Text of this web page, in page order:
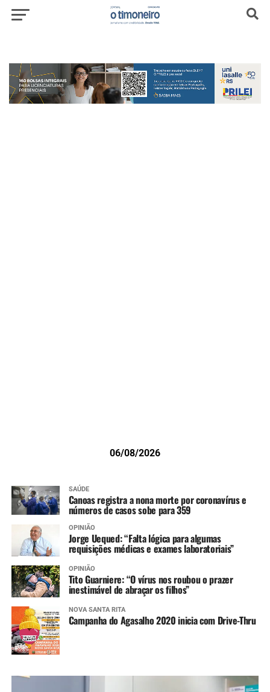
06/08/2026
SAÚDE
Canoas registra a nona morte por coronavírus e
números de casos sobe para 359
OPINIÃO
Jorge Uequed: “Falta lógica para algumas
requisições médicas e exames laboratoriais”
OPINIÃO
Tito Guarniere: “O vírus nos roubou o prazer
inestimável de abraçar os filhos”
NOVA SANTA RITA
Campanha do Agasalho 2020 inicia com Drive-Thru